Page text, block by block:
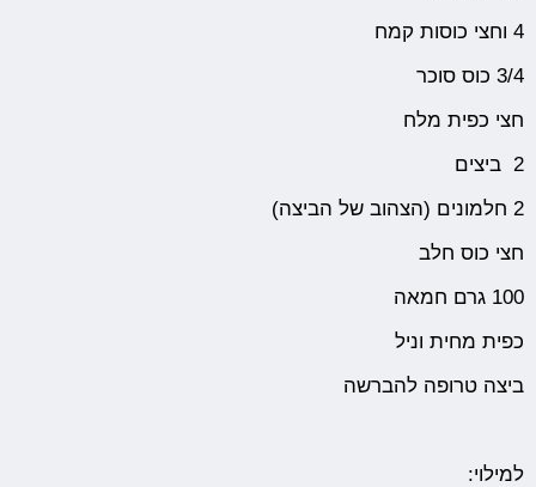
4 וחצי כוסות קמח
3/4 כוס ‏סוכר
‏חצי כפית מלח
2 ‏ ‏ביצים
2 ‏חלמונים (הצהוב של הביצה)
חצי כוס חלב
‏100 גרם חמאה
‏כפית מחית וניל
ביצה טרופה להברשה
למילוי: